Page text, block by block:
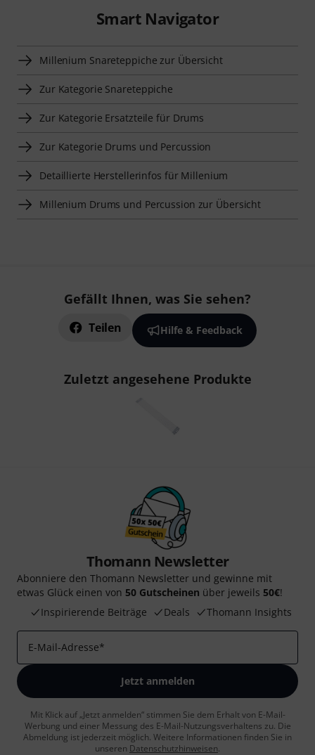
Smart Navigator
Millenium Snareteppiche zur Übersicht
Zur Kategorie Snareteppiche
Zur Kategorie Ersatzteile für Drums
Zur Kategorie Drums und Percussion
Detaillierte Herstellerinfos für Millenium
Millenium Drums und Percussion zur Übersicht
Gefällt Ihnen, was Sie sehen?
Teilen Hilfe & Feedback
Zuletzt angesehene Produkte
Thomann Newsletter
Abonniere den Thomann Newsletter und gewinne mit
etwas Glück einen von 50 Gutscheinen über jeweils 50€!
Inspirierende Beiträge
Deals Thomann Insights
E-Mail-Adresse*
Jetzt anmelden
Mit Klick auf „Jetzt anmelden“ stimmen Sie dem Erhalt von E-Mail-
Werbung und einer Messung des E-Mail-Nutzungsverhaltens zu. Die
Abmeldung ist jederzeit möglich. Weitere Informationen finden Sie in
unseren Datenschutzhinweisen.